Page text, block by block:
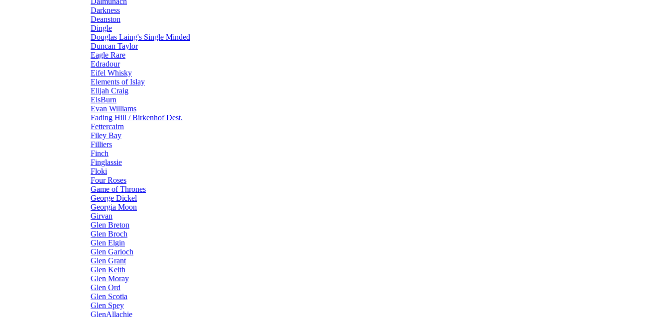
Darkness
Deanston
Dingle
Douglas Laing's Single Minded
Duncan Taylor
Eagle Rare
Edradour
Eifel Whisky
Elements of Islay
Elijah Craig
ElsBurn
Evan Williams
Fading Hill / Birkenhof Dest.
Fettercairn
Filey Bay
Filliers
Finch
Finglassie
Floki
Four Roses
Game of Thrones
George Dickel
Georgia Moon
Girvan
Glen Breton
Glen Broch
Glen Elgin
Glen Garioch
Glen Grant
Glen Keith
Glen Moray
Glen Ord
Glen Scotia
Glen Spey
GlenAllachie